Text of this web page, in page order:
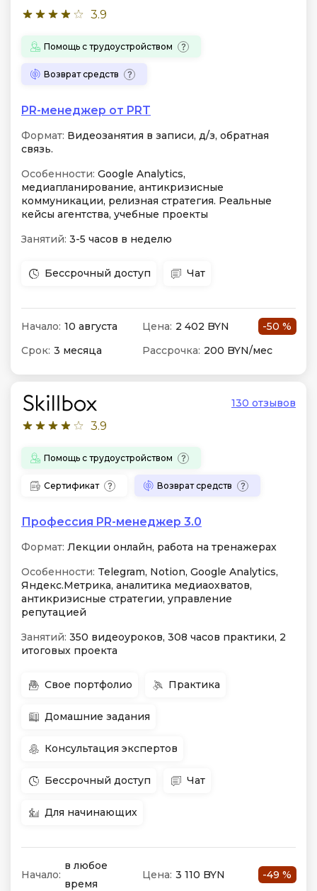
3.9
Помощь с трудоустройством
Возврат средств
PR-менеджер от PRT
Формат: Видеозанятия в записи, д/з, обратная
связь.
Особенности: Google Analytics,
медиапланирование, антикризисные
коммуникации, релизная стратегия. Реальные
кейсы агентства, учебные проекты
Занятий: 3-5 часов в неделю
Бессрочный доступ Чат
Начало: 10 августа Цена: 2 402 BYN
-50 %
Срок: 3 месяца Рассрочка: 200 BYN/мес
3.9
130 отзывов
Помощь с трудоустройством
Сертификат Возврат средств
Профессия PR-менеджер 3.0
Формат: Лекции онлайн, работа на тренажерах
Особенности: Telegram, Notion, Google Analytics,
Яндекс.Метрика, аналитика медиаохватов,
антикризисные стратегии, управление
репутацией
Занятий: 350 видеоуроков, 308 часов практики, 2
итоговых проекта
Свое портфолио Практика
Домашние задания
Консультация экспертов
Бессрочный доступ Чат
Для начинающих
Начало:
в любое
время
Цена: 3 110 BYN -49 %